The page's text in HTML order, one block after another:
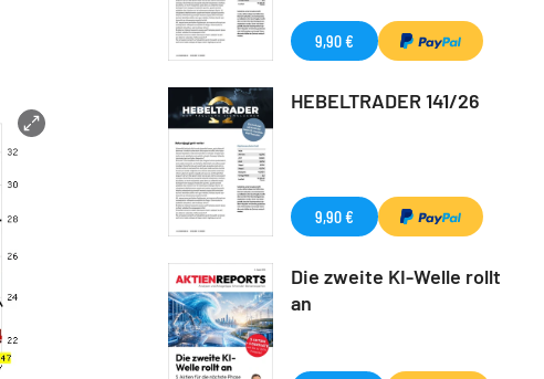
9,90 €
HEBELTRADER 141/26
9,90 €
Die zweite KI-Welle rollt
an